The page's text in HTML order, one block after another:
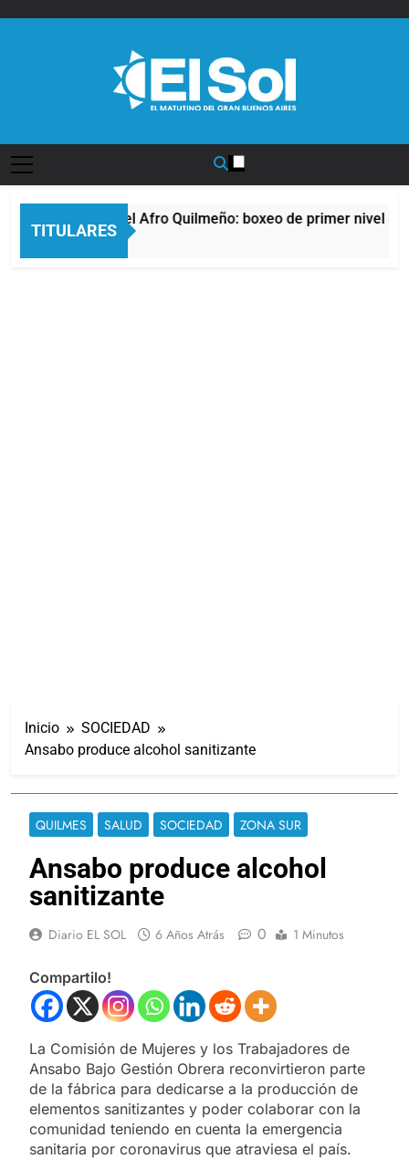
TITULARES
La noche del Afro Quilmeño: boxeo de primer nivel en
13 Horas Atrás
Inicio
SOCIEDAD
Ansabo produce alcohol sanitizante
QUILMES SALUD SOCIEDAD ZONA SUR
Ansabo produce alcohol
sanitizante
Diario EL SOL 6 Años Atrás 0 1 Minutos
Compartilo!
La Comisión de Mujeres y los Trabajadores de
Ansabo Bajo Gestión Obrera reconvirtieron parte
de la fábrica para dedicarse a la producción de
elementos sanitizantes y poder colaborar con la
comunidad teniendo en cuenta la emergencia
sanitaria por coronavirus que atraviesa el país.